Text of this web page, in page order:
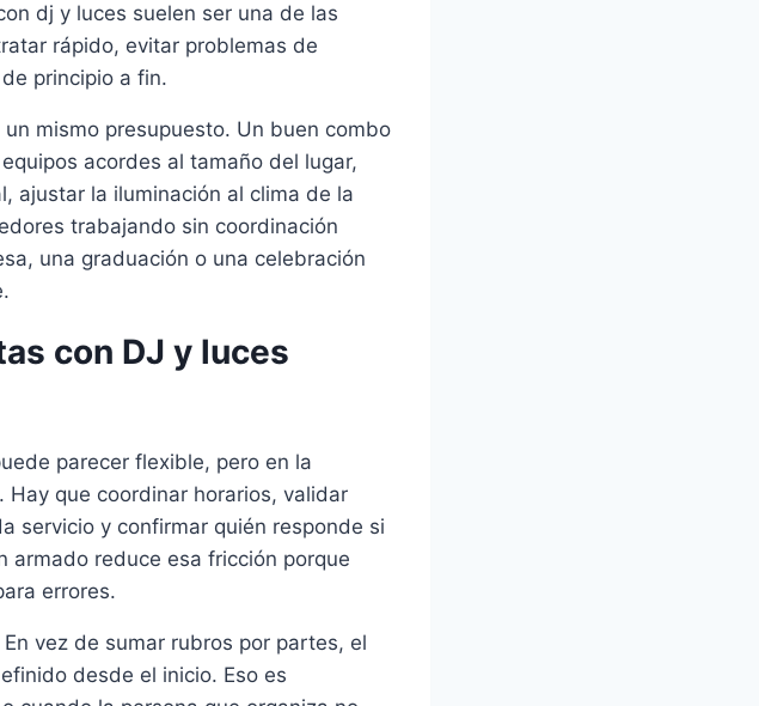
dj y luces suelen ser una de las
rápido, evitar problemas de
principio a fin.
mismo presupuesto. Un buen combo
acordes al tamaño del lugar,
ajustar la iluminación al clima de la
trabajando sin coordinación
una graduación o una celebración
con DJ y luces
parecer flexible, pero en la
que coordinar horarios, validar
servicio y confirmar quién responde si
armado reduce esa fricción porque
errores.
vez de sumar rubros por partes, el
desde el inicio. Eso es